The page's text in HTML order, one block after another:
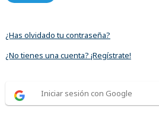
¿Has olvidado tu contraseña?
¿No tienes una cuenta? ¡Regístrate!
Iniciar sesión con Google